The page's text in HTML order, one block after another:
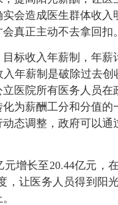
会造成医生群体收
真正主动不去拿回扣。
收入年薪制，年薪
年薪制是破除过去
医院所有医务人员
为薪酬工分和分值
态调整，政府可以
长至20.44亿元，
，让医务人员得到